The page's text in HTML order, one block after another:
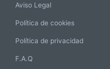
Aviso Legal
Política de cookies
Política de privacidad
F.A.Q